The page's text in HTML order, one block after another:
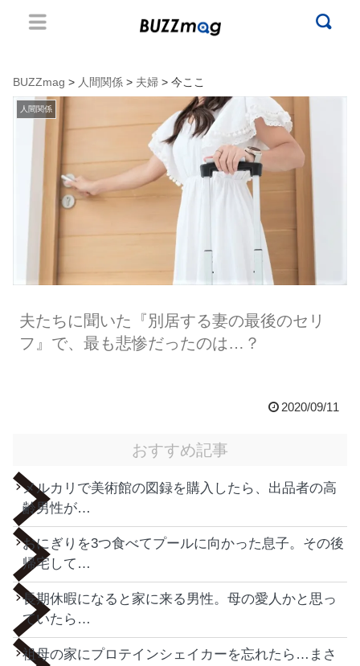
BUZZmag > 人間関係 > 夫婦 > 今ここ
人間関係
夫たちに聞いた『別居する妻の最後のセリ
フ』で、最も悲惨だったのは…？
2020/09/11
おすすめ記事
メルカリで美術館の図録を購入したら、出品者の高
齢男性が…
おにぎりを3つ食べてプールに向かった息子。その後
帰宅して…
長期休暇になると家に来る男性。母の愛人かと思っ
ていたら…
祖母の家にプロテインシェイカーを忘れたら…まさ